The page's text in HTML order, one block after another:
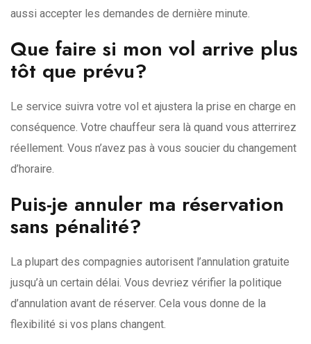
aussi accepter les demandes de dernière minute.
Que faire si mon vol arrive plus
tôt que prévu?
Le service suivra votre vol et ajustera la prise en charge en
conséquence. Votre chauffeur sera là quand vous atterrirez
réellement. Vous n’avez pas à vous soucier du changement
d’horaire.
Puis-je annuler ma réservation
sans pénalité?
La plupart des compagnies autorisent l’annulation gratuite
jusqu’à un certain délai. Vous devriez vérifier la politique
d’annulation avant de réserver. Cela vous donne de la
flexibilité si vos plans changent.